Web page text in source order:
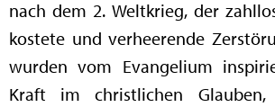
nach dem 2. Weltkrieg, der
kostete und verheerende
wurden vom Evangelium
Kraft im christlichen Glauben,